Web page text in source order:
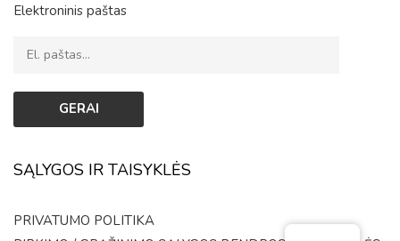
Elektroninis paštas
SĄLYGOS IR TAISYKLĖS
PRIVATUMO POLITIKA